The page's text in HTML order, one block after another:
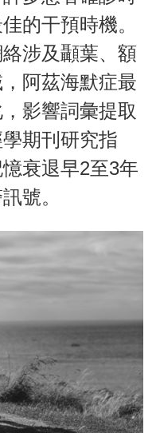
的干預時機。
涉及顳葉、額
阿茲海默症最
影響詞彙提取
期刊研究指
衰退早2至3年
號。